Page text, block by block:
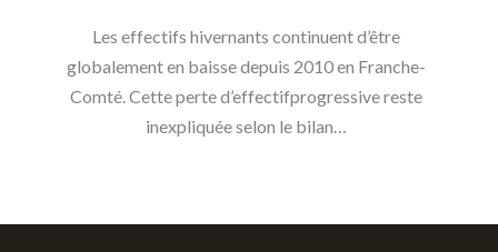
Les effectifs hivernants continuent d’être
globalement en baisse depuis 2010 en Franche-
Comté. Cette perte d’effectifprogressive reste
inexpliquée selon le bilan…